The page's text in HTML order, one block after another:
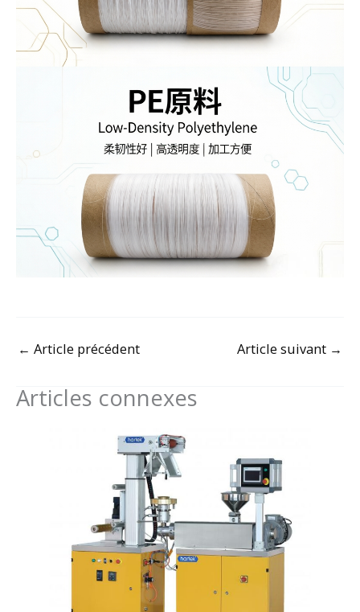
← Article précédent Article suivant →
Articles connexes